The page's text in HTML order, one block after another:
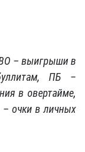
– выигрыши в
ПБ –
в овертайме,
очки в личных